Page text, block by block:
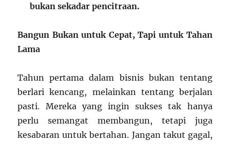
bukan sekadar pencitraan.
Bangun Bukan untuk Cepat, Tapi untuk Tahan
Lama
Tahun pertama dalam bisnis bukan tentang
berlari kencang, melainkan tentang berjalan
pasti. Mereka yang ingin sukses tak hanya
perlu semangat membangun, tetapi juga
kesabaran untuk bertahan. Jangan takut gagal,